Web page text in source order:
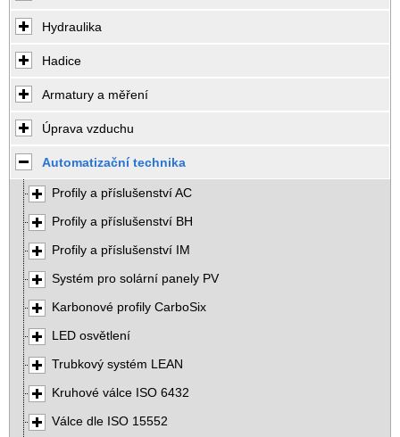
Hydraulika
Hadice
Armatury a měření
Úprava vzduchu
Automatizační technika
Profily a příslušenství AC
Profily a příslušenství BH
Profily a příslušenství IM
Systém pro solární panely PV
Karbonové profily CarboSix
LED osvětlení
Trubkový systém LEAN
Kruhové válce ISO 6432
Válce dle ISO 15552